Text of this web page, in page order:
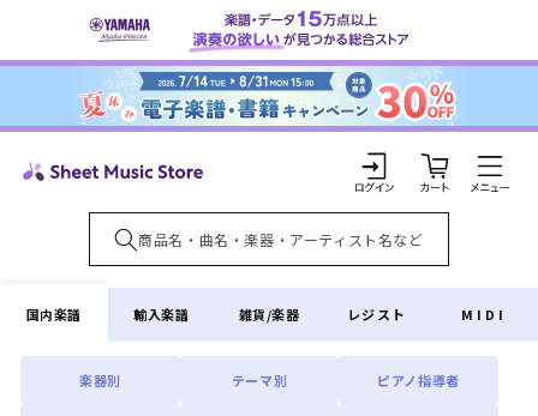
ンツに
ロ
グ
イ
ン
カ
ー
ト
国内楽譜
楽器別 テーマ別 ピアノ指導者
輸入楽譜 雑貨/楽器 レジスト MIDI